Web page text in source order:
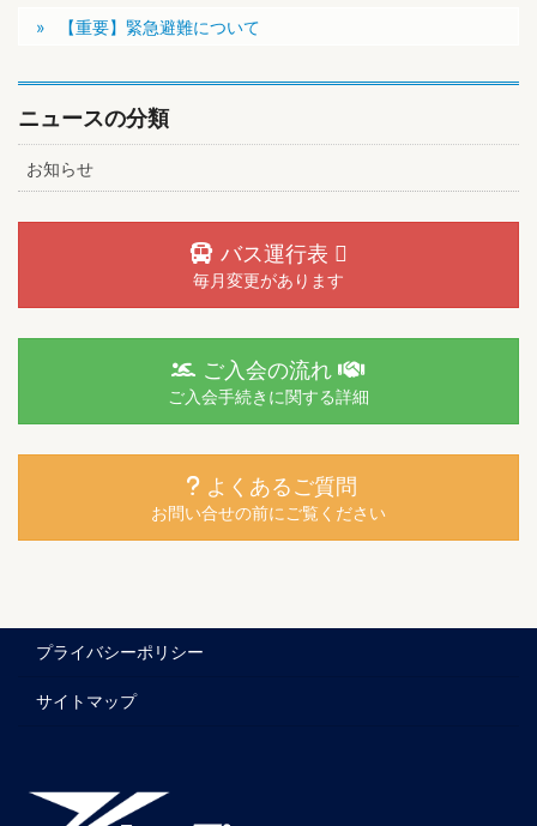
【重要】緊急避難について
ニュースの分類
お知らせ
バス運行表
毎月変更があります
ご入会の流れ
ご入会手続きに関する詳細
よくあるご質問
お問い合せの前にご覧ください
プライバシーポリシー
サイトマップ